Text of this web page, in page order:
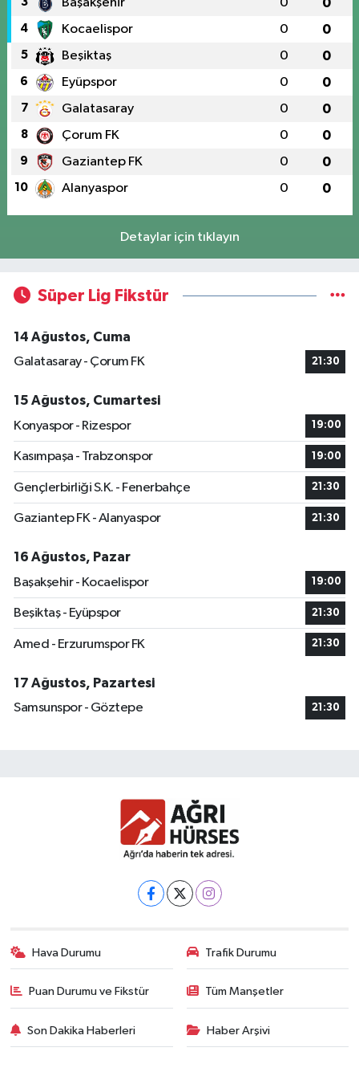
4 Kocaelispor 0 0
5 Beşiktaş 0 0
6 Eyüpspor 0 0
7 Galatasaray 0 0
8 Çorum FK 0 0
9 Gaziantep FK 0 0
10 Alanyaspor 0 0
Detaylar için tıklayın
Süper Lig Fikstür
14 Ağustos, Cuma
Galatasaray - Çorum FK
21:30
15 Ağustos, Cumartesi
Konyaspor - Rizespor
19:00
Kasımpaşa - Trabzonspor 19:00
Gençlerbirliği S.K. - Fenerbahçe 21:30
Gaziantep FK - Alanyaspor 21:30
16 Ağustos, Pazar
Başakşehir - Kocaelispor
19:00
Beşiktaş - Eyüpspor 21:30
Amed - Erzurumspor FK 21:30
17 Ağustos, Pazartesi
Samsunspor - Göztepe
21:30
Hava Durumu Trafik Durumu
Puan Durumu ve Fikstür Tüm Manşetler
Son Dakika Haberleri Haber Arşivi